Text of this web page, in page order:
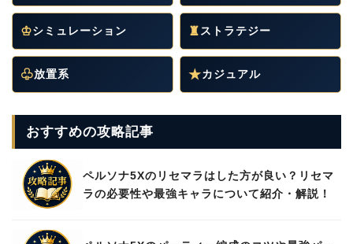
♔シミュレーション ♜ストラテジー
♧放置系 ★カジュアル
おすすめの攻略記事
ペルソナ5Xのリセマラはした方が良い？リセマ
ラの必要性や最強キャラについて紹介・解説！